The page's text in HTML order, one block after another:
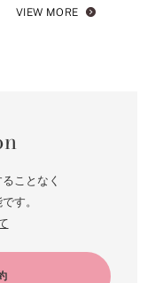
VIEW MORE
ことなく
す。